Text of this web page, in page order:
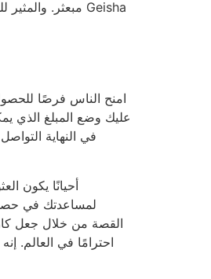
امنح الناس فرصًا
عليك وضع المبلغ الذي
في النهاية
أحيانًا يكون
القصة من خلال جعل
احترامًا في العالم.